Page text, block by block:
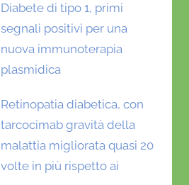
Diabete di tipo 1, primi
segnali positivi per una
nuova immunoterapia
plasmidica
Retinopatia diabetica, con
tarcocimab gravità della
malattia migliorata quasi 20
volte in più rispetto ai